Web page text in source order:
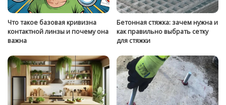
Что такое базовая кривизна
контактной линзы и почему она
важна
Бетонная стяжка: зачем нужна и
как правильно выбрать сетку
для стяжки